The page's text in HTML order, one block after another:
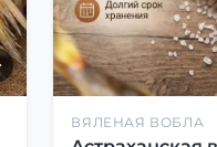
ВЯЛЕНАЯ ВОБЛА